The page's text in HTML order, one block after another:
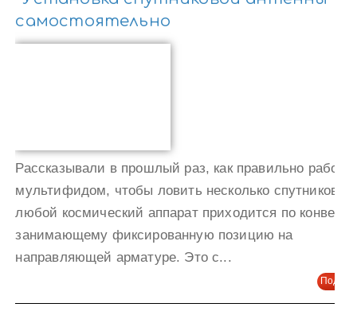
самостоятельно
Рассказывали в прошлый раз, как правильно
мультифидом, чтобы ловить несколько спутников.
любой космический аппарат приходится по
занимающему фиксированную позицию на
направляющей арматуре. Это с...